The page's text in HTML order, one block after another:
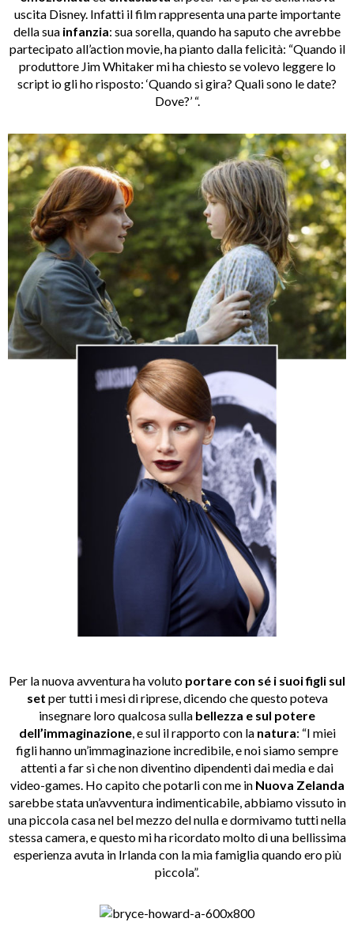
uscita Disney. Infatti il film rappresenta una parte importante
della sua infanzia: sua sorella, quando ha saputo che avrebbe
partecipato all’action movie, ha pianto dalla felicità: “Quando il
produttore Jim Whitaker mi ha chiesto se volevo leggere lo
script io gli ho risposto: ‘Quando si gira? Quali sono le date?
Dove?’ “.
Per la nuova avventura ha voluto portare con sé i suoi figli sul
set per tutti i mesi di riprese, dicendo che questo poteva
insegnare loro qualcosa sulla bellezza e sul potere
dell’immaginazione, e sul il rapporto con la natura: “I miei
figli hanno un’immaginazione incredibile, e noi siamo sempre
attenti a far sì che non diventino dipendenti dai media e dai
video-games. Ho capito che potarli con me in Nuova Zelanda
sarebbe stata un’avventura indimenticabile, abbiamo vissuto in
una piccola casa nel bel mezzo del nulla e dormivamo tutti nella
stessa camera, e questo mi ha ricordato molto di una bellissima
esperienza avuta in Irlanda con la mia famiglia quando ero più
piccola”.